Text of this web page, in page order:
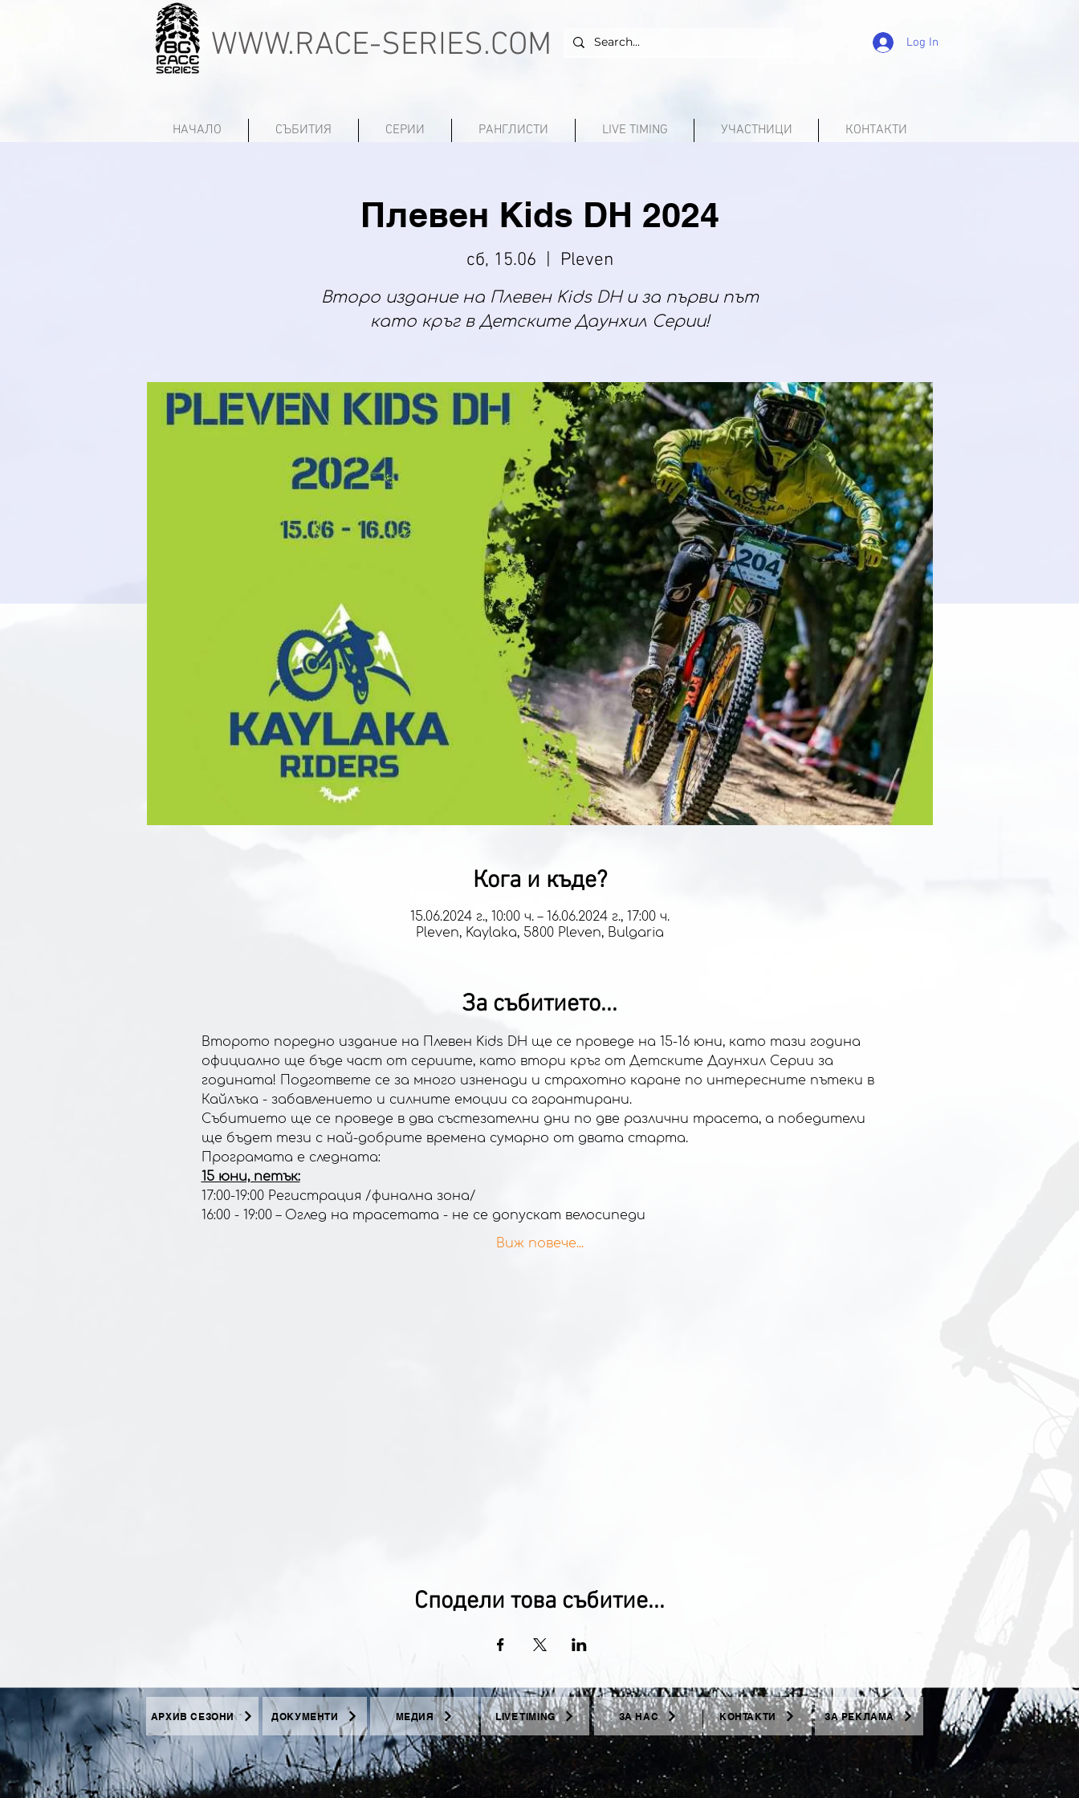
WWW.RACE-SERIES.COM Log In
НАЧАЛО СЪБИТИЯ СЕРИИ РАНГЛИСТИ LIVE TIMING УЧАСТНИЦИ КОНТАКТИ
Плевен Kids DH 2024
сб, 15.06 Pleven
Второ издание на Плевен Kids DH и за първи път
като кръг в Детските Даунхил Серии!
Кога и къде?
15.06.2024 г., 10:00 ч. – 16.06.2024 г., 17:00 ч.
Pleven, Kaylaka, 5800 Pleven, Bulgaria
За събитието...
Второто поредно издание на Плевен Kids DH ще се проведе на 15-16 юни, като тази година
официално ще бъде част от сериите, като втори кръг от Детските Даунхил Серии за
годината! Подгответе се за много изненади и страхотно каране по интересните пътеки в
Кайлъка - забавлението и силните емоции са гарантирани.
Събитието ще се проведе в два състезателни дни по две различни трасета, а победители
ще бъдет тези с най-добрите времена сумарно от двата старта.
Програмата е следната:
15 юни, петък:
17:00-19:00 Регистрация /финална зона/
16:00 - 19:00 – Оглед на трасетата - не се допускат велосипеди
Виж повече...
Сподели това събитие...
АРХИВ СЕЗОНИ ДОКУМЕНТИ МЕДИЯ LIVE TIMING ЗА НАС КОНТАКТИ ЗА РЕКЛАМА
© 2026 WWW.RACE-SERIES.COM | Created by Concept Creative